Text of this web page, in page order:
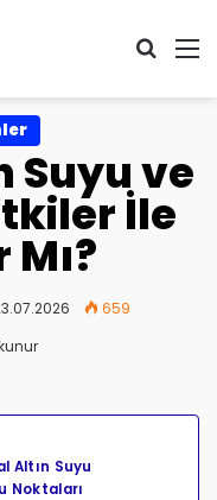
Suyu ve
İle
659
Altın Suyu
Noktaları